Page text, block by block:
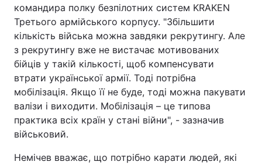
командира полку безпілотних систем KRAKEN
Третього армійського корпусу. "Збільшити
кількість війська можна завдяки рекрутингу. Але
з рекрутингу вже не вистачає мотивованих
бійців у такій кількості, щоб компенсувати
втрати української армії. Тоді потрібна
мобілізація. Якщо її не буде, тоді можна пакувати
валізи і виходити. Мобілізація – це типова
практика всіх країн у стані війни", - зазначив
військовий.
Немічев вважає, що потрібно карати людей, які